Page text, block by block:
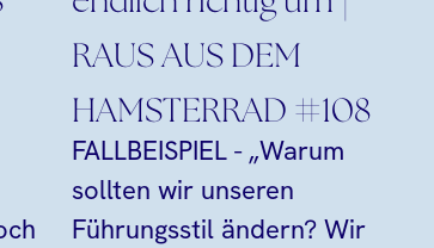
RAUS AUS DEM
HAMSTERRAD #108
FALLBEISPIEL - „Warum
sollten wir unseren
Führungsstil ändern? Wir